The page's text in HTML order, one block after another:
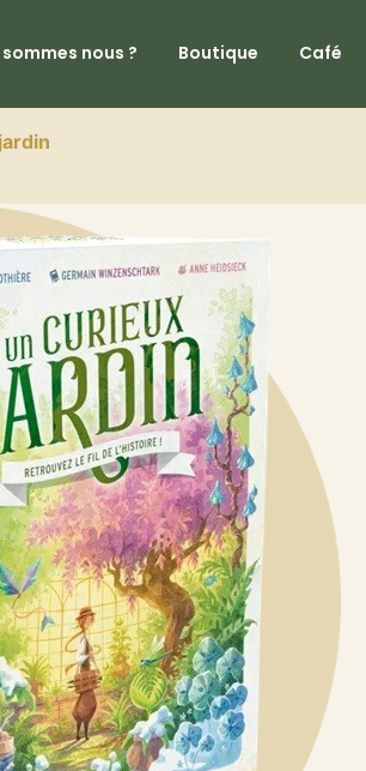
nous ? Boutique Café